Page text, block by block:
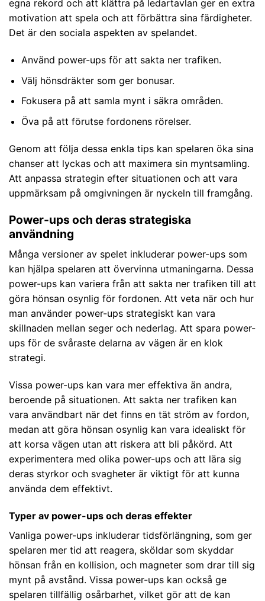
egna rekord och att klättra på ledartavlan ger en extra
motivation att spela och att förbättra sina färdigheter.
Det är den sociala aspekten av spelandet.
Använd power-ups för att sakta ner trafiken.
Välj hönsdräkter som ger bonusar.
Fokusera på att samla mynt i säkra områden.
Öva på att förutse fordonens rörelser.
Genom att följa dessa enkla tips kan spelaren öka sina
chanser att lyckas och att maximera sin myntsamling.
Att anpassa strategin efter situationen och att vara
uppmärksam på omgivningen är nyckeln till framgång.
Power-ups och deras strategiska
användning
Många versioner av spelet inkluderar power-ups som
kan hjälpa spelaren att övervinna utmaningarna. Dessa
power-ups kan variera från att sakta ner trafiken till att
göra hönsan osynlig för fordonen. Att veta när och hur
man använder power-ups strategiskt kan vara
skillnaden mellan seger och nederlag. Att spara power-
ups för de svåraste delarna av vägen är en klok
strategi.
Vissa power-ups kan vara mer effektiva än andra,
beroende på situationen. Att sakta ner trafiken kan
vara användbart när det finns en tät ström av fordon,
medan att göra hönsan osynlig kan vara idealiskt för
att korsa vägen utan att riskera att bli påkörd. Att
experimentera med olika power-ups och att lära sig
deras styrkor och svagheter är viktigt för att kunna
använda dem effektivt.
Typer av power-ups och deras effekter
Vanliga power-ups inkluderar tidsförlängning, som ger
spelaren mer tid att reagera, sköldar som skyddar
hönsan från en kollision, och magneter som drar till sig
mynt på avstånd. Vissa power-ups kan också ge
spelaren tillfällig osårbarhet, vilket gör att de kan